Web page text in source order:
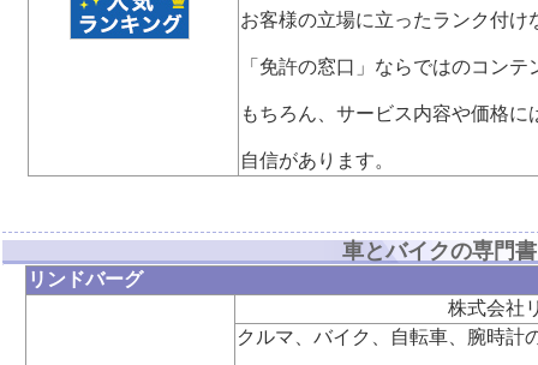
お客様の立場に立ったランク付け
「免許の窓口」ならではのコンテ
もちろん、サービス内容や価格に
自信があります。
車とバイクの専門書
リンドバーグ
株式会社
クルマ、バイク、自転車、腕時計